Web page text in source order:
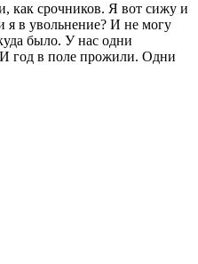
как срочников. Я вот сижу и
в увольнение? И не могу
было. У нас одни
И год в поле прожили. Одни